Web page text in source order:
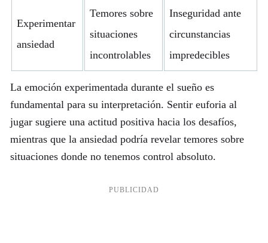
Experimentar
ansiedad
Temores sobre
situaciones
incontrolables
Inseguridad ante
circunstancias
impredecibles
La emoción experimentada durante el sueño es
fundamental para su interpretación. Sentir euforia al
jugar sugiere una actitud positiva hacia los desafíos,
mientras que la ansiedad podría revelar temores sobre
situaciones donde no tenemos control absoluto.